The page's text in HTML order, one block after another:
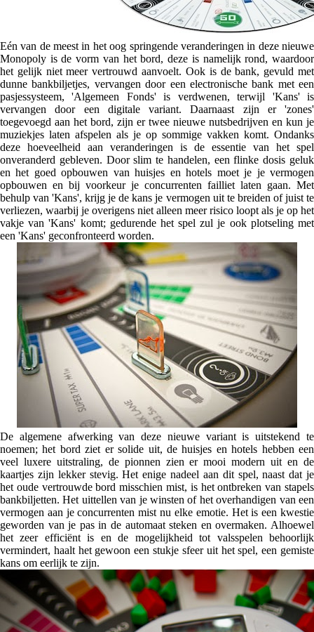
Eén van de meest in het oog springende veranderingen in deze nieuwe
Monopoly is de vorm van het bord, deze is namelijk rond, waardoor
het gelijk niet meer vertrouwd aanvoelt. Ook is de bank, gevuld met
dunne bankbiljetjes, vervangen door een electronische bank met een
pasjessysteem, 'Algemeen Fonds' is verdwenen, terwijl 'Kans' is
vervangen door een digitale variant. Daarnaast zijn er 'zones'
toegevoegd aan het bord, zijn er twee nieuwe nutsbedrijven en kun je
muziekjes laten afspelen als je op sommige vakken komt. Ondanks
deze hoeveelheid aan veranderingen is de essentie van het spel
onveranderd gebleven. Door slim te handelen, een flinke dosis geluk
en het goed opbouwen van huisjes en hotels moet je je vermogen
opbouwen en bij voorkeur je concurrenten failliet laten gaan. Met
behulp van 'Kans', krijg je de kans je vermogen uit te breiden of juist te
verliezen, waarbij je overigens niet alleen meer risico loopt als je op het
vakje van 'Kans' komt; gedurende het spel zul je ook plotseling met
een 'Kans' geconfronteerd worden.
De algemene afwerking van deze nieuwe variant is uitstekend te
noemen; het bord ziet er solide uit, de huisjes en hotels hebben een
veel luxere uitstraling, de pionnen zien er mooi modern uit en de
kaartjes zijn lekker stevig. Het enige nadeel aan dit spel, naast dat je
het oude vertrouwde bord misschien mist, is het ontbreken van stapels
bankbiljetten. Het uittellen van je winsten of het overhandigen van een
vermogen aan je concurrenten mist nu elke emotie. Het is een kwestie
geworden van je pas in de automaat steken en overmaken. Alhoewel
het zeer efficiënt is en de mogelijkheid tot valsspelen behoorlijk
vermindert, haalt het gewoon een stukje sfeer uit het spel, een gemiste
kans om eerlijk te zijn.